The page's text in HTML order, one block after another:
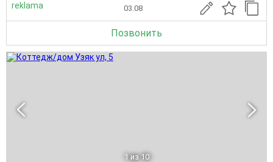
reklama 03.08
Позвонить
1 из 10